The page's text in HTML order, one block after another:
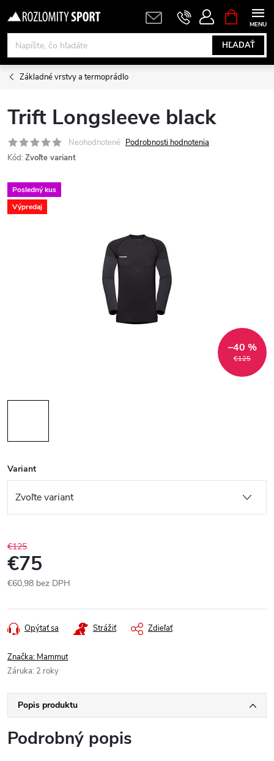
na
obsah
HĽADAŤ
KOŠÍK
Základné vrstvy a termoprádlo
Trift Longsleeve black
Neohodnotené Podrobnosti hodnotenia
Kód: Zvoľte variant
Posledný kus
Výpredaj
€125
–40 %
Variant
€125
€75
€60,98 bez DPH
cena:
Opýtať sa Strážiť Zdieľať
Značka: Mammut
Záruka: 2 roky
Popis produktu
Podrobný popis